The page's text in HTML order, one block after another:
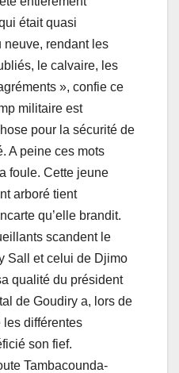
était quasi
neuve, rendant les
le calvaire, les
», confie ce
militaire est
pour la sécurité de
A peine ces mots
foule. Cette jeune
arboré tient
qu’elle brandit.
scandent le
Sall et celui de Djimo
qualité du président
de Goudiry a, lors de
différentes
son fief.
Tambacounda-